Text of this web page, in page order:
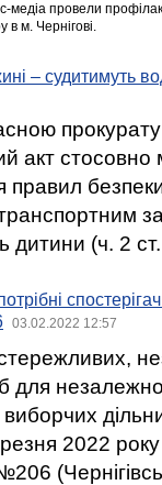
медіа провели
в м. Чернігові.
– судитимуть
акт
дитини (ч. 2
03.02.2022 12:57
для
2022